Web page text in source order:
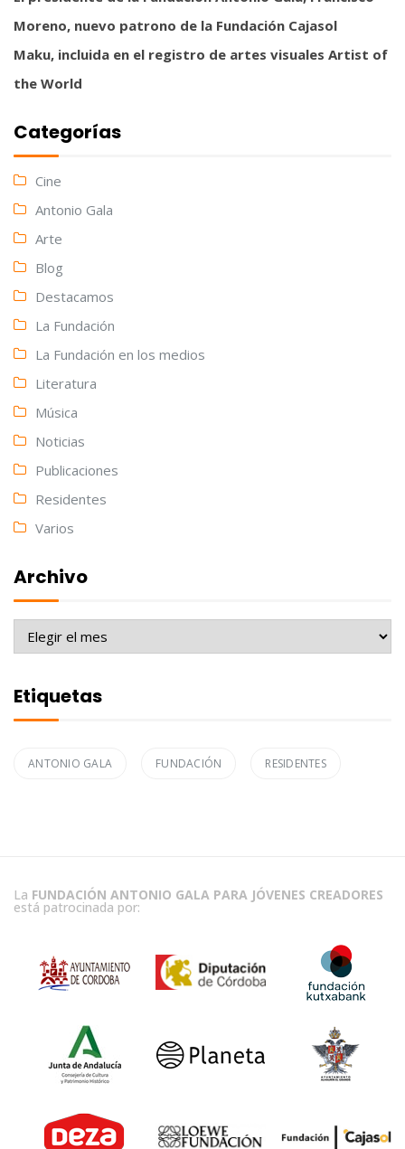
Moreno, nuevo patrono de la Fundación Cajasol
Maku, incluida en el registro de artes visuales Artist of
the World
Categorías
Cine
Antonio Gala
Arte
Blog
Destacamos
La Fundación
La Fundación en los medios
Literatura
Música
Noticias
Publicaciones
Residentes
Varios
Archivo
Archivo
Etiquetas
ANTONIO GALA FUNDACIÓN RESIDENTES
La FUNDACIÓN ANTONIO GALA PARA JÓVENES CREADORES
está patrocinada por: